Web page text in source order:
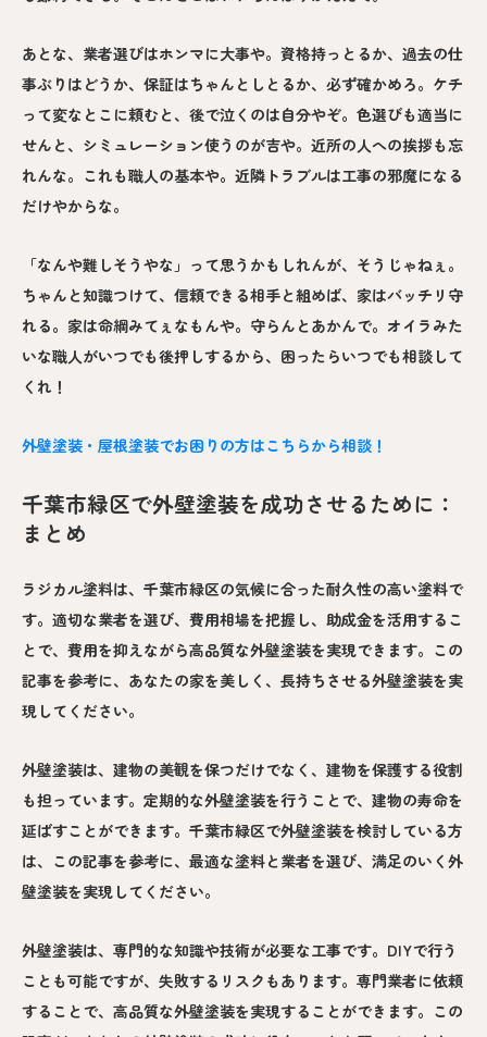
あとな、業者選びはホンマに大事や。資格持っとるか、過去の仕
事ぶりはどうか、保証はちゃんとしとるか、必ず確かめろ。ケチ
って変なとこに頼むと、後で泣くのは自分やぞ。色選びも適当に
せんと、シミュレーション使うのが吉や。近所の人への挨拶も忘
れんな。これも職人の基本や。近隣トラブルは工事の邪魔になる
だけやからな。
「なんや難しそうやな」って思うかもしれんが、そうじゃねぇ。
ちゃんと知識つけて、信頼できる相手と組めば、家はバッチリ守
れる。家は命綱みてぇなもんや。守らんとあかんで。オイラみた
いな職人がいつでも後押しするから、困ったらいつでも相談して
くれ！
外壁塗装・屋根塗装でお困りの方はこちらから相談！
千葉市緑区で外壁塗装を成功させるために：
まとめ
ラジカル塗料は、千葉市緑区の気候に合った耐久性の高い塗料で
す。適切な業者を選び、費用相場を把握し、助成金を活用するこ
とで、費用を抑えながら高品質な外壁塗装を実現できます。この
記事を参考に、あなたの家を美しく、長持ちさせる外壁塗装を実
現してください。
外壁塗装は、建物の美観を保つだけでなく、建物を保護する役割
も担っています。定期的な外壁塗装を行うことで、建物の寿命を
延ばすことができます。千葉市緑区で外壁塗装を検討している方
は、この記事を参考に、最適な塗料と業者を選び、満足のいく外
壁塗装を実現してください。
外壁塗装は、専門的な知識や技術が必要な工事です。DIYで行う
ことも可能ですが、失敗するリスクもあります。専門業者に依頼
することで、高品質な外壁塗装を実現することができます。この